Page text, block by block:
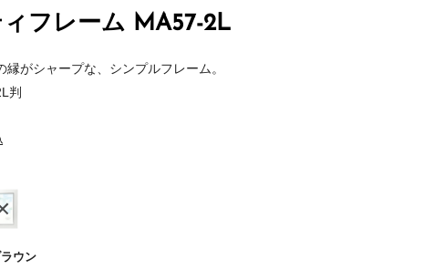
フレーム MA57-2L
縁がシャープな、シンプルフレーム。
判
ウン